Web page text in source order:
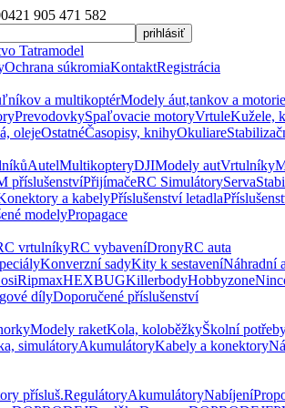
905 471 582
Ochrana súkromiaKontaktRegistrácia
a multikoptérModely áut,tankov a
PrevodovkySpaľovacie motoryVrtuleKužele,
olejeOstatnéČasopisy, knihyOkuliare
AutelMultikopteryDJIModely autVrtulníky
příslušenstvíPřijímačeRC SimulátoryServa
a kabelyPříslušenství letadla
modelyPropagace
vrtulníkyRC vybaveníDronyRC auta
Konverzní sadyKity k sestaveníNáhradní
RipmaxHEXBUGKillerbodyHobbyzone
dílyDoporučené příslušenství
Modely raketKola, koloběžkyŠkolní
simulátoryAkumulátoryKabely a konektory
přísluš.RegulátoryAkumulátoryNabíjení